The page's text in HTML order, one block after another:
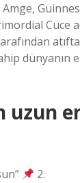
Amge,
Cüce
dünyanın
uzun
2.